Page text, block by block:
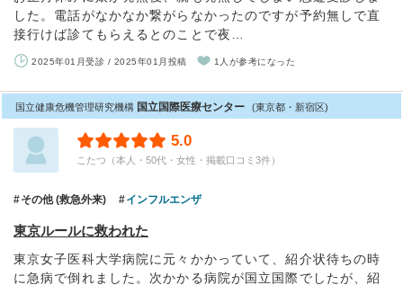
した。電話がなかなか繋がらなかったのですが予約無しで直
接行けば診てもらえるとのことで夜…
2025年01月受診 / 2025年01月投稿 1人が参考になった
国立健康危機管理研究機構 国立国際医療センター (東京都・新宿区)
5.0
こたつ（本人・50代・女性・掲載口コミ3件）
その他 (救急外来) インフルエンザ
東京ルールに救われた
東京女子医科大学病院に元々かかっていて、紹介状待ちの時
に急病で倒れました。次かかる病院が国立国際でしたが、紹